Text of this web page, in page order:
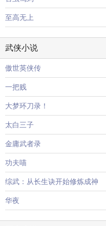
至高无上
武侠小说
傲世英侠传
一把贱
大梦环刀录！
太白三子
金庸武者录
功夫喵
综武：从长生诀开始修炼成神
华夜